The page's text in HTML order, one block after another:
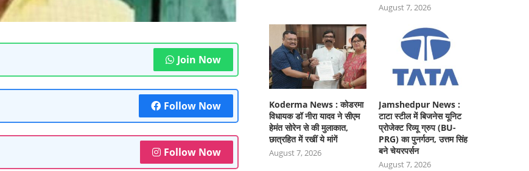
Join Now
Follow Now
Follow Now
August 7, 2026
Koderma News : कोडरमा
विधायक डॉ नीरा यादव ने सीएम
हेमंत सोरेन से की मुलाकात,
छात्रहित में रखीं ये मांगें
August 7, 2026
Jamshedpur News :
टाटा स्टील में बिजनेस यूनिट
प्रोजेक्ट रिव्यू ग्रुप (BU-
PRG) का पुनर्गठन, उत्तम सिंह
बने चेयरपर्सन
August 7, 2026